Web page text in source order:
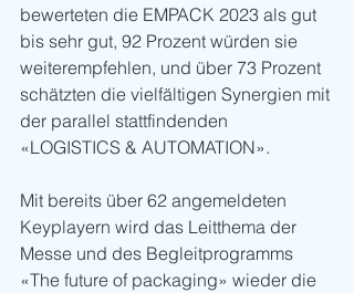
bewerteten die EMPACK 2023 als gut
bis sehr gut, 92 Prozent würden sie
weiterempfehlen, und über 73 Prozent
schätzten die vielfältigen Synergien mit
der parallel stattfindenden
«LOGISTICS & AUTOMATION».
Mit bereits über 62 angemeldeten
Keyplayern wird das Leitthema der
Messe und des Begleitprogramms
«The future of packaging» wieder die